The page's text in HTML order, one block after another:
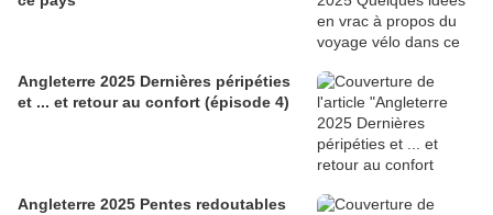
Angleterre 2025 Dernières péripéties
et ... et retour au confort (épisode 4)
Angleterre 2025 Pentes redoutables